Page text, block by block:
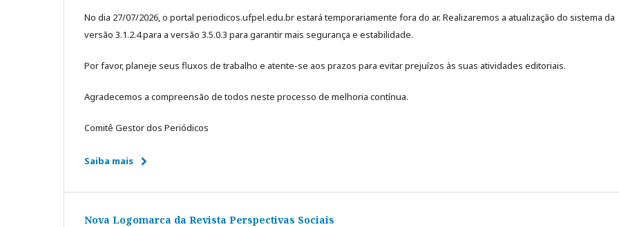
No dia 27/07/2026, o portal periodicos.ufpel.edu.br estará temporariamente fora do ar. Realizaremos a atualização do sistema da
versão 3.1.2.4 para a versão 3.5.0.3 para garantir mais segurança e estabilidade.
Por favor, planeje seus fluxos de trabalho e atente-se aos prazos para evitar prejuízos às suas atividades editoriais.
Agradecemos a compreensão de todos neste processo de melhoria contínua.
Comitê Gestor dos Periódicos
Saiba mais
Nova Logomarca da Revista Perspectivas Sociais